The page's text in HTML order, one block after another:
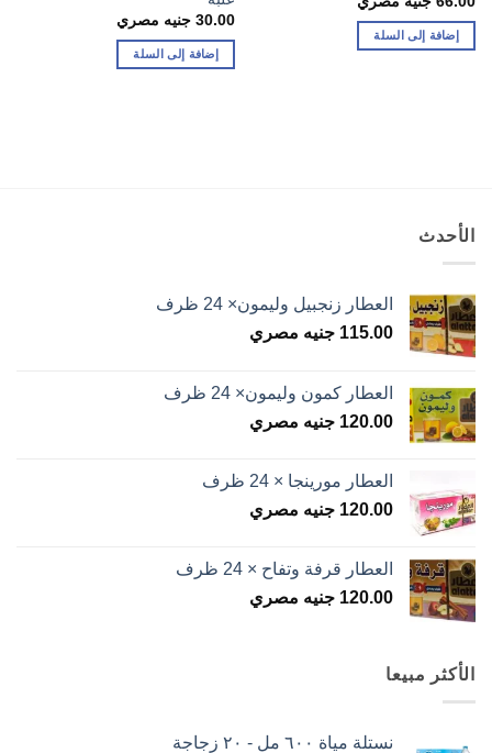
إضافة إلى السلة
30.00جنيه مصري
إضافة إلى السلة
الأحدث
العطار زنجبيل وليمون× 24 ظرف
115.00 جنيه مصري
العطار كمون وليمون× 24 ظرف
120.00 جنيه مصري
العطار مورينجا × 24 ظرف
120.00 جنيه مصري
العطار قرفة وتفاح × 24 ظرف
120.00 جنيه مصري
الأكثر مبيعا
نستلة مياة ٦٠٠ مل - ٢٠ زجاجة